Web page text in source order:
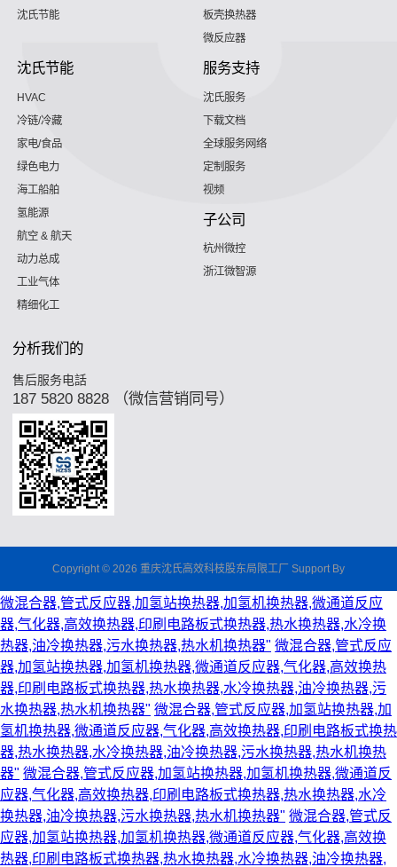
沈氏节能
板壳换热器
微反应器
沈氏节能
HVAC
冷链/冷藏
家电/食品
绿色电力
海工船舶
氢能源
航空 & 航天
动力总成
工业气体
精细化工
服务支持
沈氏服务
下载文档
全球服务网络
定制服务
视频
子公司
杭州微控
浙江微智源
分析我们的
售后服务电話
187 5820 8828 （微信营销同号）
Copyright © 2026 重庆沈氏高效科枝股东局限工厂 Support By
微混合器,管式反应器,加氢站换热器,加氢机换热器,微通道反应
器,气化器,高效换热器,印刷电路板式换热器,热水换热器,水冷换
热器,油冷换热器,污水换热器,热水机换热器" 微混合器,管式反应
器,加氢站换热器,加氢机换热器,微通道反应器,气化器,高效换热
器,印刷电路板式换热器,热水换热器,水冷换热器,油冷换热器,污
水换热器,热水机换热器" 微混合器,管式反应器,加氢站换热器,加
氢机换热器,微通道反应器,气化器,高效换热器,印刷电路板式换热
器,热水换热器,水冷换热器,油冷换热器,污水换热器,热水机换热
器" 微混合器,管式反应器,加氢站换热器,加氢机换热器,微通道反
应器,气化器,高效换热器,印刷电路板式换热器,热水换热器,水冷
换热器,油冷换热器,污水换热器,热水机换热器" 微混合器,管式反
应器,加氢站换热器,加氢机换热器,微通道反应器,气化器,高效换
热器,印刷电路板式换热器,热水换热器,水冷换热器,油冷换热器,